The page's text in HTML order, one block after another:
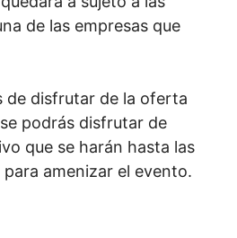
de las empresas que
de disfrutar de la oferta
podrás disfrutar de
que se harán hasta las
amenizar el evento.